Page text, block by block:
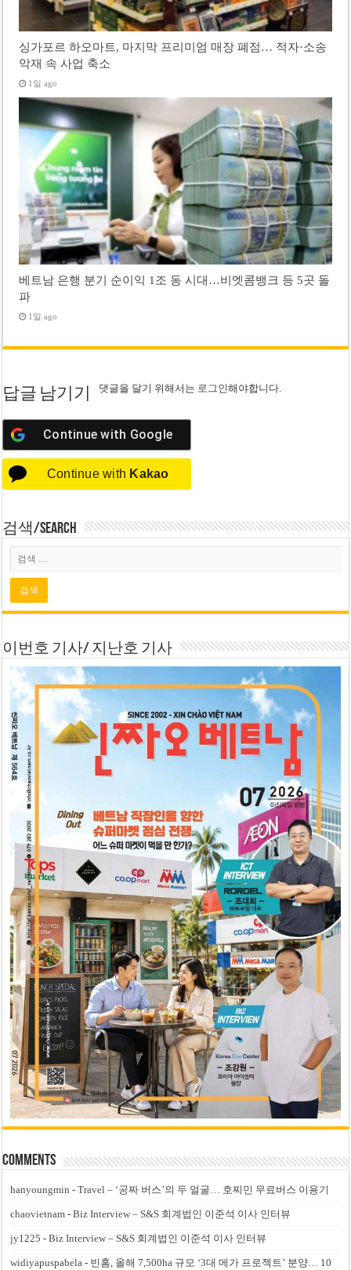
싱가포르 하오마트, 마지막 프리미엄 매장 폐점… 적자·소송
악재 속 사업 축소
1일 ago
베트남 은행 분기 순이익 1조 동 시대…비엣콤뱅크 등 5곳 돌
파
1일 ago
답글 남기기 댓글을 달기 위해서는 로그인해야합니다.
Continue with Google
Continue with Kakao
검색/Search
이번호 기사/ 지난호 기사
Comments
hanyoungmin -Travel – ‘공짜 버스’의 두 얼굴… 호찌민 무료버스 이용기
chaovietnam -Biz Interview – S&S 회계법인 이준석 이사 인터뷰
jy1225 -Biz Interview – S&S 회계법인 이준석 이사 인터뷰
widiyapuspabela - 빈홈, 올해 7,500ha 규모 ‘3대 메가 프로젝트’ 분양… 10